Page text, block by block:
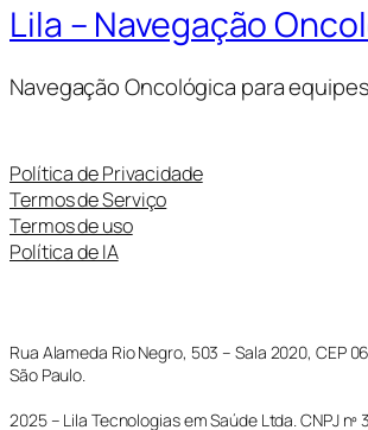
Lila – Navegação
Navegação Oncológica para
Política de Privacidade
Termos de Serviço
Termos de uso
Política de IA
Rua Alameda Rio Negro, 503 – Sala 2020, CEP
São Paulo.
2025 – Lila Tecnologias em Saúde Ltda. CNPJ nº